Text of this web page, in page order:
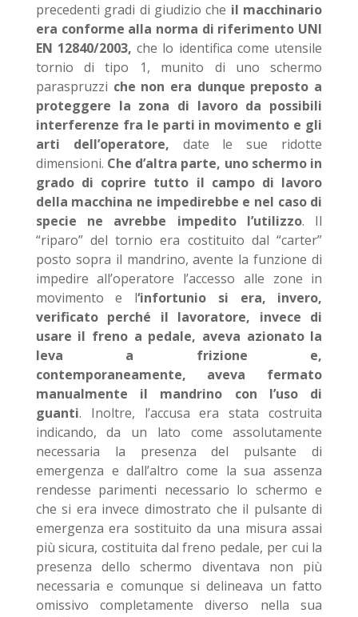
precedenti gradi di giudizio che il macchinario
era conforme alla norma di riferimento UNI
EN 12840/2003, che lo identifica come utensile
tornio di tipo 1, munito di uno schermo
paraspruzzi che non era dunque preposto a
proteggere la zona di lavoro da possibili
interferenze fra le parti in movimento e gli
arti dell’operatore, date le sue ridotte
dimensioni. Che d’altra parte, uno schermo in
grado di coprire tutto il campo di lavoro
della macchina ne impedirebbe e nel caso di
specie ne avrebbe impedito l’utilizzo. Il
“riparo” del tornio era costituito dal “carter”
posto sopra il mandrino, avente la funzione di
impedire all’operatore l’accesso alle zone in
movimento e l‘infortunio si era, invero,
verificato perché il lavoratore, invece di
usare il freno a pedale, aveva azionato la
leva a frizione e,
contemporaneamente, aveva fermato
manualmente il mandrino con l’uso di
guanti. Inoltre, l’accusa era stata costruita
indicando, da un lato come assolutamente
necessaria la presenza del pulsante di
emergenza e dall’altro come la sua assenza
rendesse parimenti necessario lo schermo e
che si era invece dimostrato che il pulsante di
emergenza era sostituito da una misura assai
più sicura, costituita dal freno pedale, per cui la
presenza dello schermo diventava non più
necessaria e comunque si delineava un fatto
omissivo completamente diverso nella sua